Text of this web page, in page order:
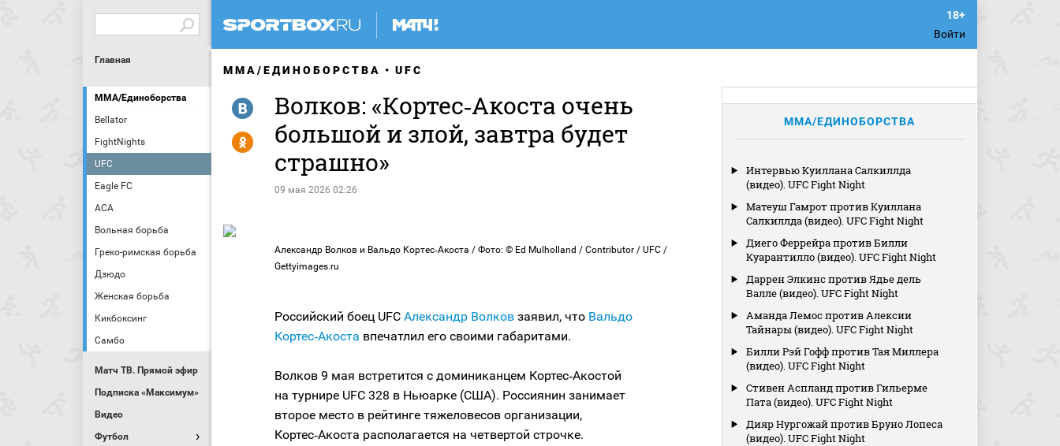
Войти
Главная
MMA/Единоборства
Bellator
FightNights
UFC
Eagle FC
АСА
Вольная борьба
Греко-римская борьба
Дзюдо
Женская борьба
Кикбоксинг
Самбо
Матч ТВ. Прямой эфир
Подписка «Максимум»
Видео
Футбол
MMA/ЕДИНОБОРСТВА UFC
Волков: «Кортес‑Акоста очень
большой и злой, завтра будет
страшно»
09 мая 2026 02:26
R
Y
Александр Волков и Вальдо Кортес‑Акоста / Фото: © Ed Mulholland / Contributor / UFC /
Gettyimages.ru
Российский боец UFC Александр Волков заявил, что Вальдо
Кортес‑Акоста впечатлил его своими габаритами.
Волков 9 мая встретится с доминиканцем Кортес‑Акостой
на турнире UFC 328 в Ньюарке (США). Россиянин занимает
второе место в рейтинге тяжеловесов организации,
Кортес‑Акоста располагается на четвертой строчке.
MMA/ЕДИНОБОРСТВА
Интервью Куиллана Салкиллда
(видео). UFC Fight Night
Матеуш Гамрот против Куиллана
Салкиллда (видео). UFC Fight Night
Диего Феррейра против Билли
Куарантилло (видео). UFC Fight Night
Даррен Элкинс против Ядье дель
Валле (видео). UFC Fight Night
Аманда Лемос против Алексии
Тайнары (видео). UFC Fight Night
Билли Рэй Гофф против Тая Миллера
(видео). UFC Fight Night
Стивен Аспланд против Гильерме
Пата (видео). UFC Fight Night
Дияр Нургожай против Бруно Лопеса
(видео). UFC Fight Night